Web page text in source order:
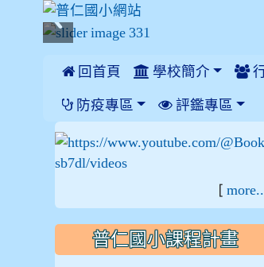
 回首頁 學校簡介
防疫專區 評鑑專區
[ more...
普仁國小課程計畫